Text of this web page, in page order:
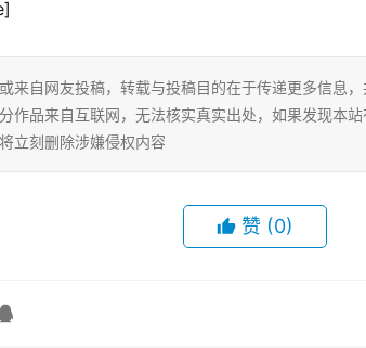
来自网友投稿，转载与投稿目的在于传递更多信息
作品来自互联网，无法核实真实出处，如果发现本
立刻删除涉嫌侵权内容
赞 (0)